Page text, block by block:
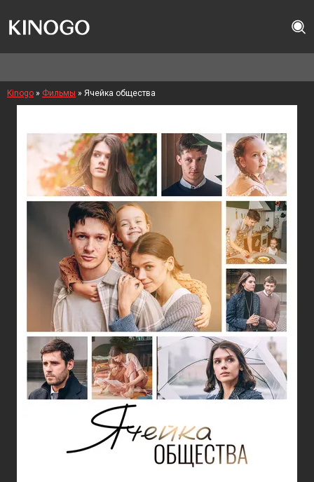
Kinogo » Фильмы » Ячейка общества